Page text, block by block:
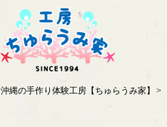
沖縄の手作り体験工房【ちゅらうみ家】